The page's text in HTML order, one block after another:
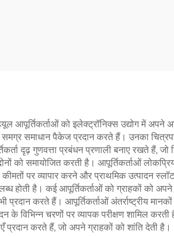
आपूर्तिकर्ताओं को इलेक्ट्रॉनिक्स उद्योग में अपने
समाधान पैकेज प्रदान करते हैं। उनका
दृढ़ गुणवत्ता प्रबंधन प्रणाली बनाए रखते हैं,
को समायोजित करती है। आपूर्तिकर्ताओं
पर व्यापार करने और प्राथमिक उत्पादन
होती है। कई आपूर्तिकर्ताओं को ग्राहकों को
प्रदान करते हैं। आपूर्तिकर्ताओं अंतर्राष्ट्रीय
के विभिन्न चरणों पर व्यापक परीक्षण शामिल
प्रदान करते हैं, जो अपने ग्राहकों को शांति देती है।